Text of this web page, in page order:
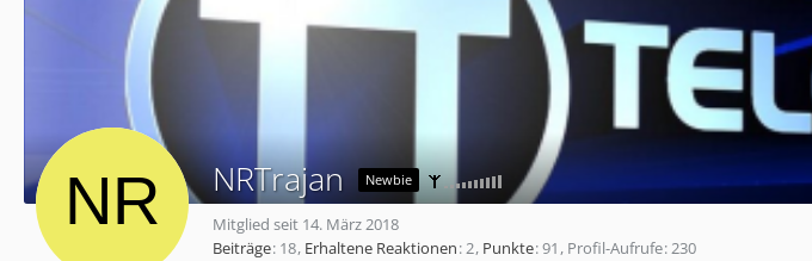
NRTrajan Newbie
Mitglied seit 14. März 2018
Beiträge 18 Erhaltene Reaktionen 2 Punkte 91 Profil-Aufrufe 230